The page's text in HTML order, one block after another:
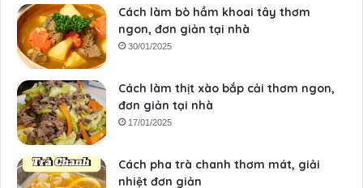
Cách làm bò hầm khoai tây thơm
ngon, đơn giản tại nhà
30/01/2025
Cách làm thịt xào bắp cải thơm ngon,
đơn giản tại nhà
17/01/2025
Cách pha trà chanh thơm mát, giải
nhiệt đơn giản